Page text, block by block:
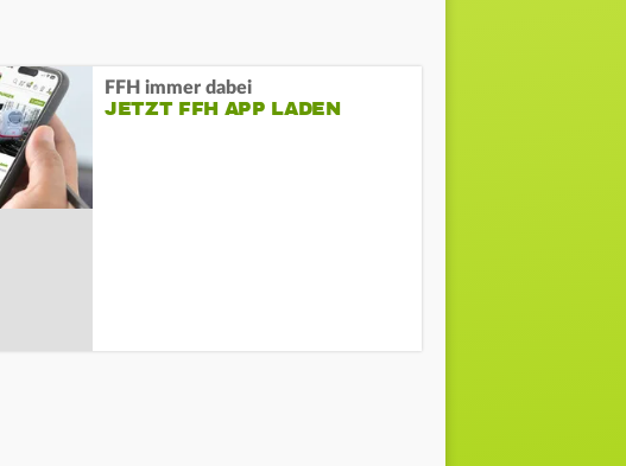
FFH immer dabei
JETZT FFH APP LADEN